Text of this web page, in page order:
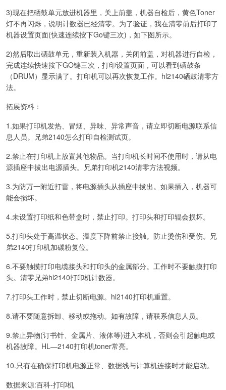
3)现在把硒鼓单元放进机器里，关上前盖，机器自检后，黄色Toner
灯不再闪烁，说明计数器已经清零。为了验证，我在清零前后打印了
机器设置页面(快速连续按下Go键三次)，如下图所示。
2)然后取出硒鼓单元，重新装入机器，关闭前盖，对机器进行自检，
完成连续快速按下GO键三次，打印设置页面，可以看到硒鼓条
（DRUM）显示满了。打印机可以再次恢复工作。hl2140硒鼓清零方
法。
拓展资料：
1.如果打印机发热、冒烟、异味、异常声音，请立即切断电源联系信
息人员。兄弟2140怎么打印自检测试页。
2.禁止在打印机上放置其他物品。当打印机长时间不使用时，请从电
源插座中拔出电源插头。兄弟打印机2140清零方法视频。
3.为防万一附近打雷，将电源插头从插座中拔出。如果插入，机器可
能会损坏。
4.未设置打印纸和色带盒时，禁止打印。打印头和打印辊会损坏。
5.打印头处于高温状态。温度下降前禁止接触。防止烫伤和受伤。兄
弟2140打印机加碳粉复位。
6.不要触摸打印电缆接头和打印头的金属部分。工作时不要触摸打印
头。清零兄弟hl2140打印机计数器。
7.打印头工作时，禁止切断电源。hl2140打印机重置。
8.请不要随意拆卸、移动或拖动。如有故障，请联系信息人员。
9.禁止异物(订书针、金属片、液体等)进入本机，否则会引起触电或
机器故障。HL—2140打印机toner常亮。
10.只有在确保打印机电源正常、数据线与计算机连接时才能启动。
数据来源:百科-打印机